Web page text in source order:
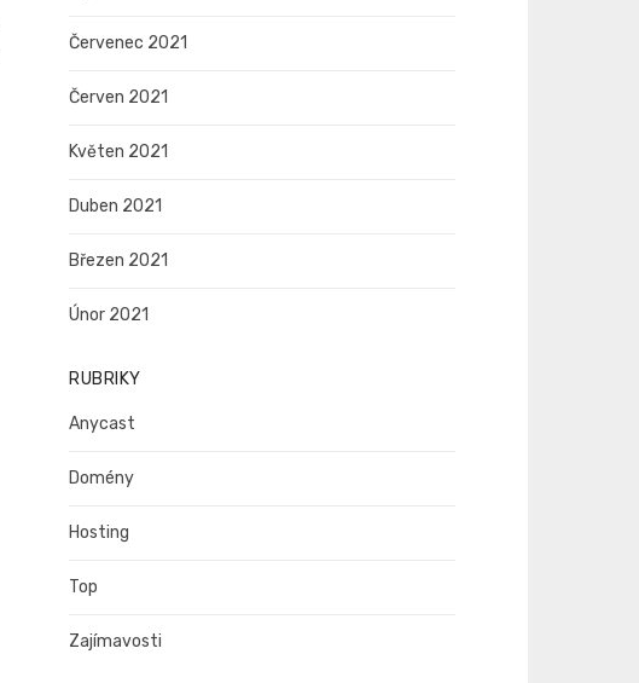
Červenec 2021
Červen 2021
Květen 2021
Duben 2021
Březen 2021
Únor 2021
RUBRIKY
Anycast
Domény
Hosting
Top
Zajímavosti